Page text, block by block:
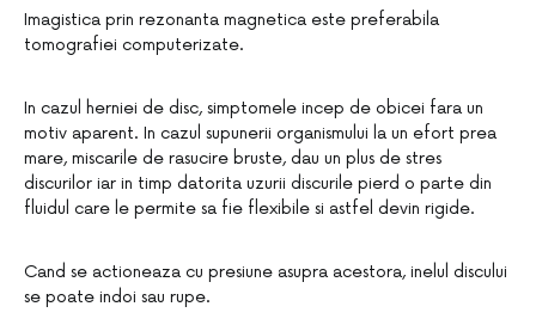
Imagistica prin rezonanta magnetica este preferabila
tomografiei computerizate.
In cazul herniei de disc, simptomele incep de obicei fara un
motiv aparent. In cazul supunerii organismului la un efort prea
mare, miscarile de rasucire bruste, dau un plus de stres
discurilor iar in timp datorita uzurii discurile pierd o parte din
fluidul care le permite sa fie flexibile si astfel devin rigide.
Cand se actioneaza cu presiune asupra acestora, inelul discului
se poate indoi sau rupe.